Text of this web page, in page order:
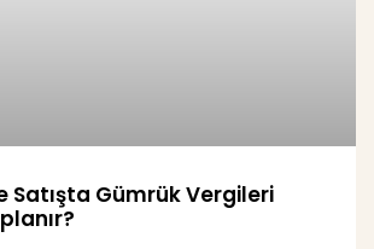
Satışta Gümrük Vergileri